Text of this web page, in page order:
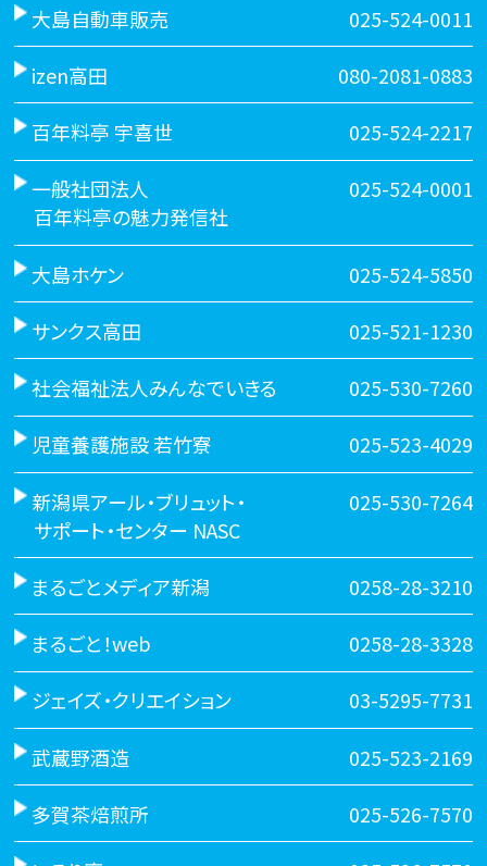
大島自動車販売 025-524-0011
izen高田 080-2081-0883
百年料亭 宇喜世 025-524-2217
一般社団法人
百年料亭の魅力発信社
025-524-0001
大島ホケン 025-524-5850
サンクス高田 025-521-1230
社会福祉法人みんなでいきる 025-530-7260
児童養護施設 若竹寮 025-523-4029
新潟県アール・ブリュット・
サポート・センター NASC
025-530-7264
まるごとメディア新潟 0258-28-3210
まるごと！web 0258-28-3328
ジェイズ・クリエイション 03-5295-7731
武蔵野酒造 025-523-2169
多賀茶焙煎所 025-526-7570